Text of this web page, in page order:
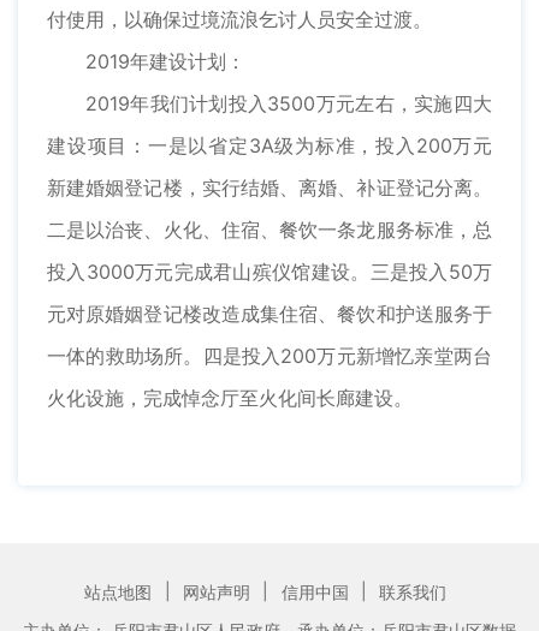
付使用，以确保过境流浪乞讨人员安全过渡。
2019年建设计划：
2019年我们计划投入3500万元左右，实施四大
建设项目：一是以省定3A级为标准，投入200万元
新建婚姻登记楼，实行结婚、离婚、补证登记分离。
二是以治丧、火化、住宿、餐饮一条龙服务标准，总
投入3000万元完成君山殡仪馆建设。三是投入50万
元对原婚姻登记楼改造成集住宿、餐饮和护送服务于
一体的救助场所。四是投入200万元新增忆亲堂两台
火化设施，完成悼念厅至火化间长廊建设。
站点地图 网站声明 信用中国
联系我们